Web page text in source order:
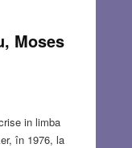
Moses
in limba
în 1976, la